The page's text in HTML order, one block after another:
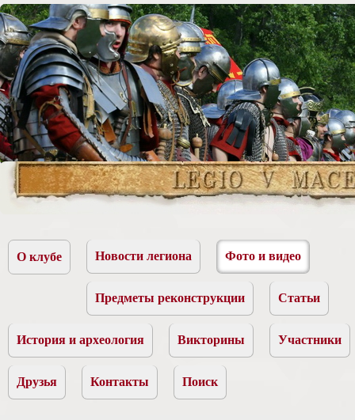
О клубе Новости легиона Фото и видео
Предметы реконструкции Статьи
История и археология Викторины Участники
Друзья Контакты Поиск